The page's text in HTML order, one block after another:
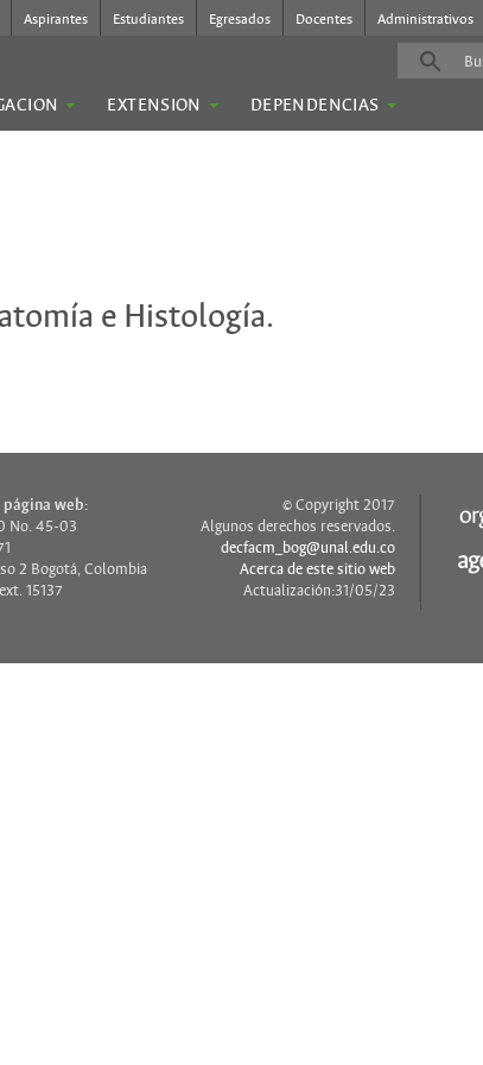
Aspirantes Estudiantes Egresados Docentes Administrativos
EXTENSION DEPENDENCIAS
e Histología.
web:
No. 45-03
2 Bogotá, Colombia
15137
© Copyright 2017
Algunos derechos reservados.
decfacm_bog@unal.edu.co
Acerca de este sitio web
Actualización:31/05/23